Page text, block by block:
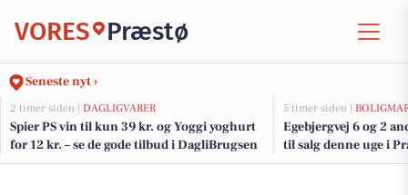
VORES Præstø
Seneste nyt ›
2 timer siden | DAGLIGVARER
Spier PS vin til kun 39 kr. og Yoggi yoghurt
for 12 kr. – se de gode tilbud i DagliBrugsen
5 timer siden |
Egebjergvej 6 og 2
til salg denne uge i
her.